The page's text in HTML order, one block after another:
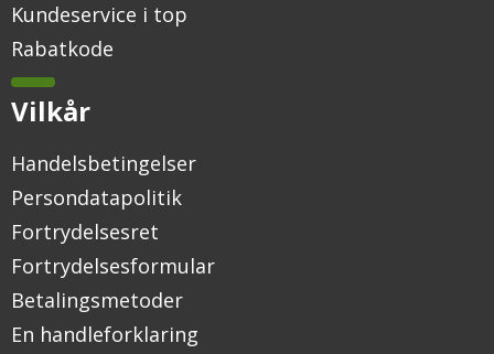
Kundeservice i top
Rabatkode
Vilkår
Handelsbetingelser
Persondatapolitik
Fortrydelsesret
Fortrydelsesformular
Betalingsmetoder
En handleforklaring